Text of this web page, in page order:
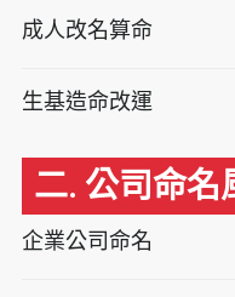
成人改名算命
生基造命改運
二. 公司命名
企業公司命名